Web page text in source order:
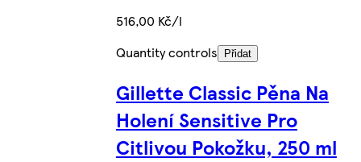
516,00 Kč/l
Quantity controls
Přidat
Gillette Classic Pěna Na
Holení Sensitive Pro
Citlivou Pokožku, 250 ml